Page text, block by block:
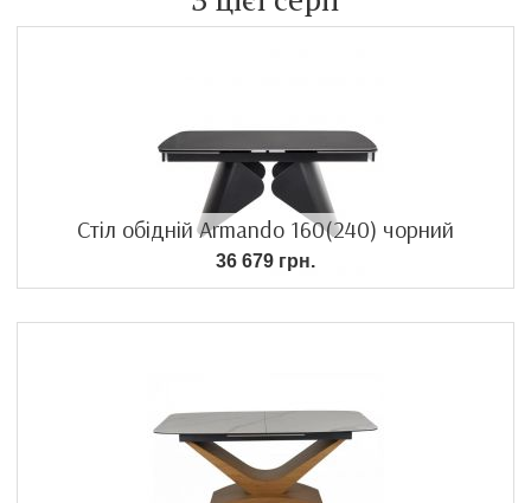
Стіл обідній Armando 160(240) чорний
36 679 грн.